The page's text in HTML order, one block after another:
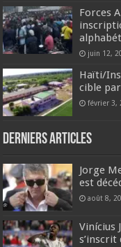
Forces
juin 12,
Haïti/
cible
février 3,
Derniers articles
Jorge
est
août 8,
Vinícius
s’inscrit